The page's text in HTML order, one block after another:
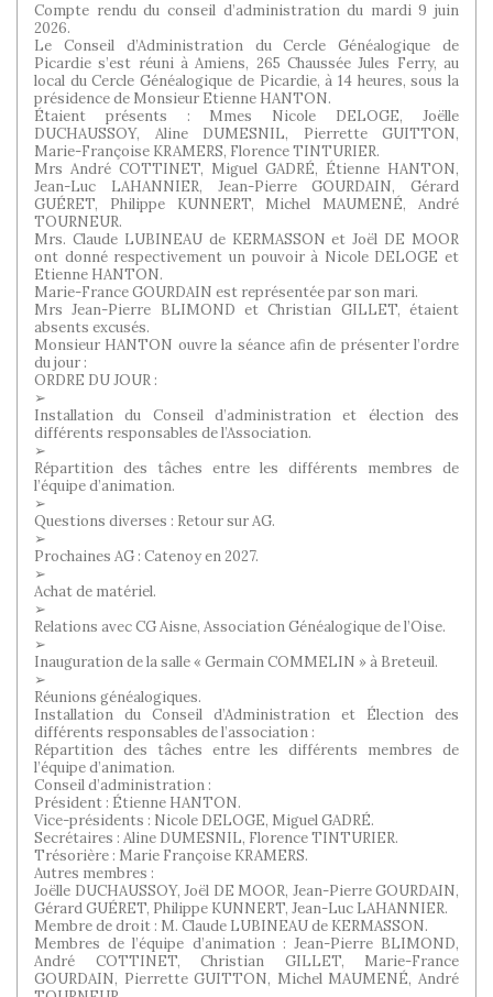
Compte rendu du conseil d’administration du mardi 9 juin
2026.
Le Conseil d’Administration du Cercle Généalogique de
Picardie s’est réuni à Amiens, 265 Chaussée Jules Ferry, au
local du Cercle Généalogique de Picardie, à 14 heures, sous la
présidence de Monsieur Etienne HANTON.
Étaient présents : Mmes Nicole DELOGE, Joëlle
DUCHAUSSOY, Aline DUMESNIL, Pierrette GUITTON,
Marie-Françoise KRAMERS, Florence TINTURIER.
Mrs André COTTINET, Miguel GADRÉ, Étienne HANTON,
Jean-Luc LAHANNIER, Jean-Pierre GOURDAIN, Gérard
GUÉRET, Philippe KUNNERT, Michel MAUMENÉ, André
TOURNEUR.
Mrs. Claude LUBINEAU de KERMASSON et Joël DE MOOR
ont donné respectivement un pouvoir à Nicole DELOGE et
Etienne HANTON.
Marie-France GOURDAIN est représentée par son mari.
Mrs Jean-Pierre BLIMOND et Christian GILLET, étaient
absents excusés.
Monsieur HANTON ouvre la séance afin de présenter l’ordre
du jour :
ORDRE DU JOUR :
➢
Installation du Conseil d’administration et élection des
différents responsables de l’Association.
➢
Répartition des tâches entre les différents membres de
l’équipe d’animation.
➢
Questions diverses : Retour sur AG.
➢
Prochaines AG : Catenoy en 2027.
➢
Achat de matériel.
➢
Relations avec CG Aisne, Association Généalogique de l’Oise.
➢
Inauguration de la salle « Germain COMMELIN » à Breteuil.
➢
Réunions généalogiques.
Installation du Conseil d’Administration et Élection des
différents responsables de l’association :
Répartition des tâches entre les différents membres de
l’équipe d’animation.
Conseil d’administration :
Président : Étienne HANTON.
Vice-présidents : Nicole DELOGE, Miguel GADRÉ.
Secrétaires : Aline DUMESNIL, Florence TINTURIER.
Trésorière : Marie Françoise KRAMERS.
Autres membres :
Joëlle DUCHAUSSOY, Joël DE MOOR, Jean-Pierre GOURDAIN,
Gérard GUÉRET, Philippe KUNNERT, Jean-Luc LAHANNIER.
Membre de droit : M. Claude LUBINEAU de KERMASSON.
Membres de l’équipe d’animation : Jean-Pierre BLIMOND,
André COTTINET, Christian GILLET, Marie-France
GOURDAIN, Pierrette GUITTON, Michel MAUMENÉ, André